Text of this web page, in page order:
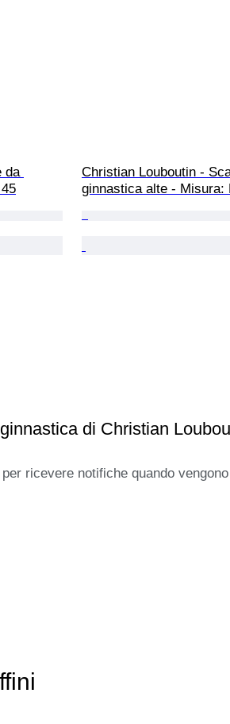
da
Christian Louboutin -
ginnastica alte - Misura:
di Christian
ricevere notifiche quando